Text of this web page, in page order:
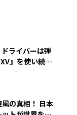
ドライバーは弾
』を使い続け
の真相！ 日本